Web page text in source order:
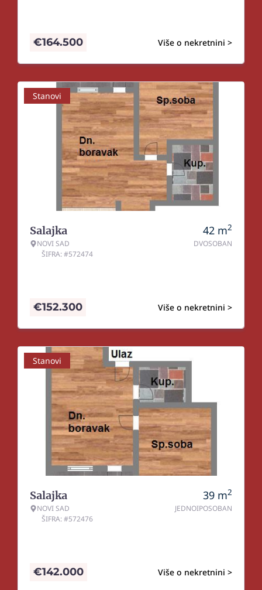
Više o nekretnini >
€164.500
Stanovi
Salajka
NOVI SAD
ŠIFRA: #572474
42 m2
DVOSOBAN
Više o nekretnini >
€152.300
Stanovi
Salajka
NOVI SAD
ŠIFRA: #572476
39 m2
JEDNOIPOSOBAN
Više o nekretnini >
€142.000